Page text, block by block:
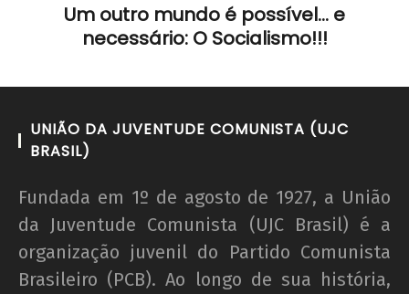
Um outro mundo é possível... e
necessário: O Socialismo!!!
UNIÃO DA JUVENTUDE COMUNISTA (UJC
BRASIL)
Fundada em 1º de agosto de 1927, a União
da Juventude Comunista (UJC Brasil) é a
organização juvenil do Partido Comunista
Brasileiro (PCB). Ao longo de sua história,